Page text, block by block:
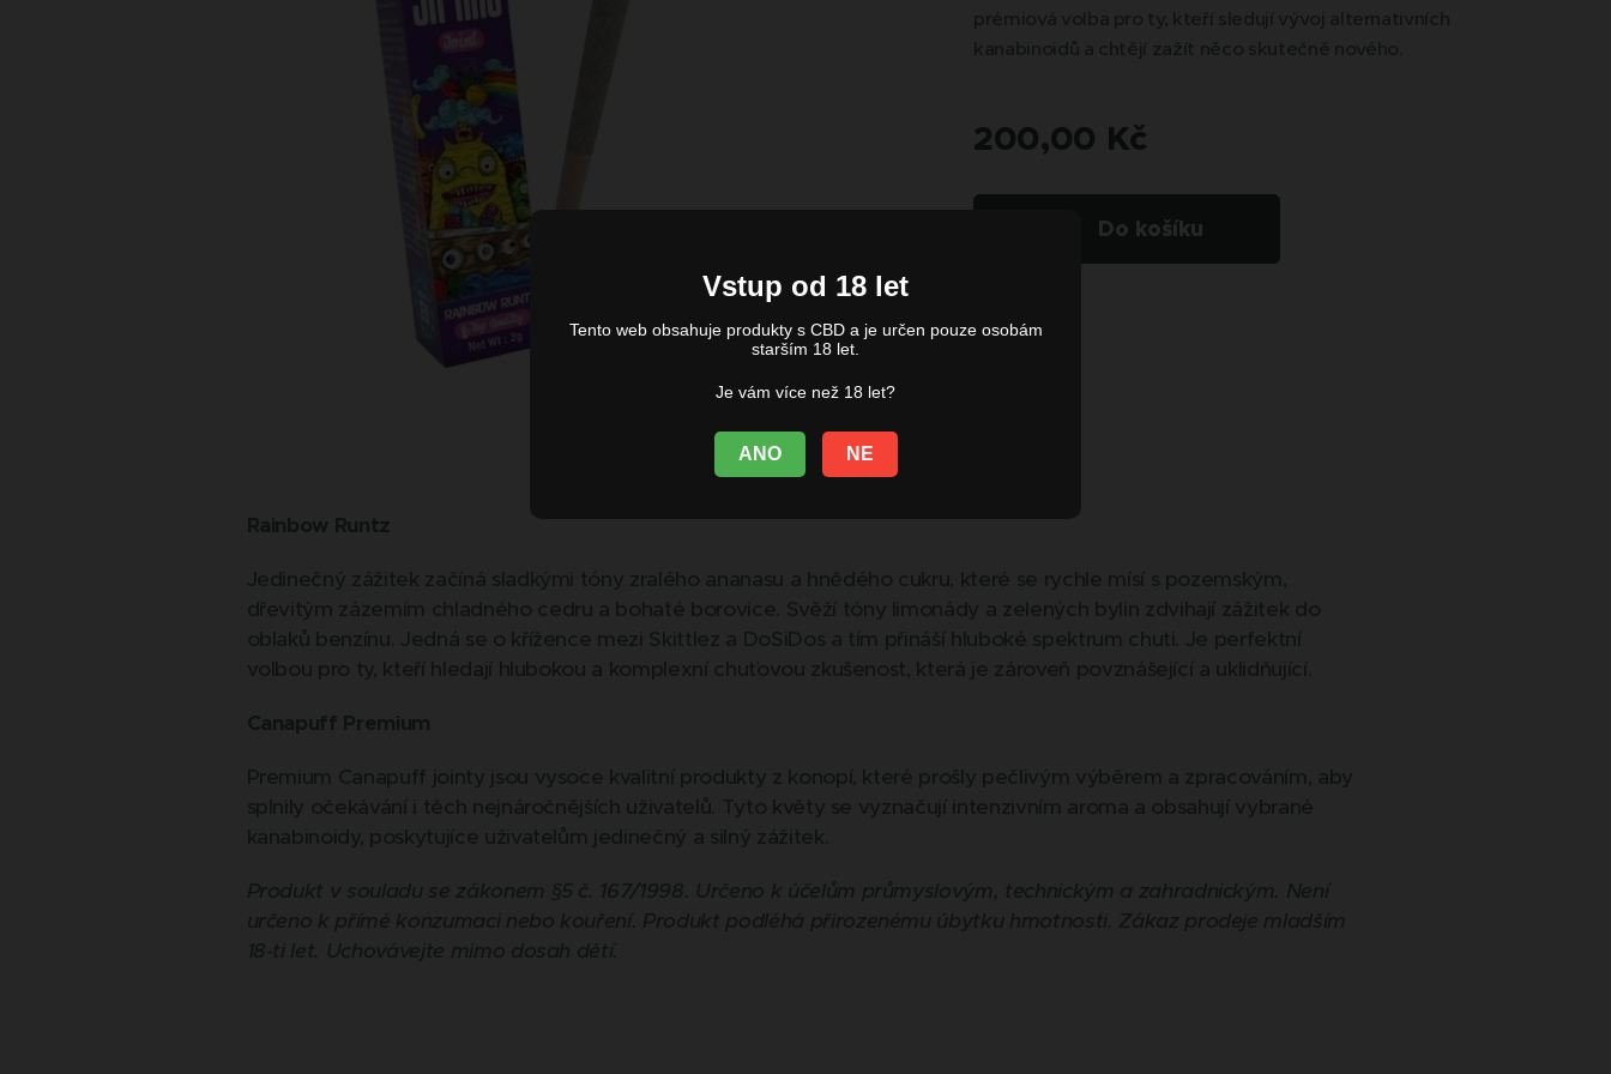
Vstup od 18 let
Tento web obsahuje produkty s CBD a je určen pouze osobám
starším 18 let.
Je vám více než 18 let?
ANO NE
prémiová volba pro ty, kteří sledují vývoj alternativních
kanabinoidů a chtějí zažít něco skutečně nového.
200,00 Kč
Do košíku
Rainbow Runtz
Jedinečný zážitek začíná sladkými tóny zralého ananasu a hnědého cukru, které se rychle mísí s pozemským,
dřevitým zázemím chladného cedru a bohaté borovice. Svěží tóny limonády a zelených bylin zdvihají zážitek do
oblaků benzínu. Jedná se o křížence mezi Skittlez a DoSiDos a tím přináší hluboké spektrum chuti. Je perfektní
volbou pro ty, kteří hledají hlubokou a komplexní chuťovou zkušenost, která je zároveň povznášející a uklidňující.
Canapuff Premium
Premium Canapuff jointy jsou vysoce kvalitní produkty z konopí, které prošly pečlivým výběrem a zpracováním, aby
splnily očekávání i těch nejnáročnějších uživatelů. Tyto květy se vyznačují intenzivním aroma a obsahují vybrané
kanabinoidy, poskytujíce uživatelům jedinečný a silný zážitek.
Produkt v souladu se zákonem §5 č. 167/1998. Určeno k účelům průmyslovým, technickým a zahradnickým. Není
určeno k přímé konzumaci nebo kouření. Produkt podléhá přirozenému úbytku hmotnosti. Zákaz prodeje mladším
18-ti let. Uchovávejte mimo dosah dětí.